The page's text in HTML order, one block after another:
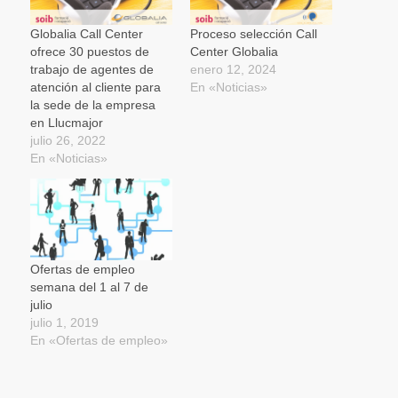
abre
en
una
ventana
nueva)
Globalia Call Center
ofrece 30 puestos de
trabajo de agentes de
atención al cliente para
la sede de la empresa
en Llucmajor
julio 26, 2022
En «Noticias»
Proceso selección Call
Center Globalia
enero 12, 2024
En «Noticias»
Ofertas de empleo
semana del 1 al 7 de
julio
julio 1, 2019
En «Ofertas de empleo»